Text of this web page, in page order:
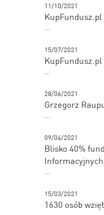
11/10/2021
...
15/07/2021
...
28/06/2021
Grzegorz
...
09/04/2021
Blisko 40%
Informacyjnych
...
15/03/2021
1630 osób